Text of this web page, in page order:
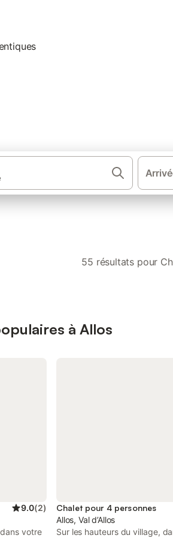
55 résultats pour
à Allos
9.0(2)
votre
Chalet pour 4 personnes
Allos, Val d’Allos
Sur les hauteurs du village,